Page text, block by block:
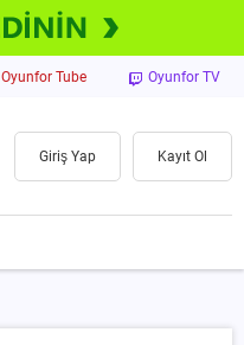
Oyunfor Tube Oyunfor TV
Giriş Yap Kayıt Ol